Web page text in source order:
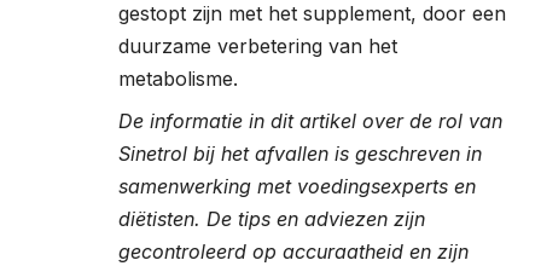
gestopt zijn met het supplement, door een
duurzame verbetering van het
metabolisme.
De informatie in dit artikel over de rol van
Sinetrol bij het afvallen is geschreven in
samenwerking met voedingsexperts en
diëtisten. De tips en adviezen zijn
gecontroleerd op accuraatheid en zijn